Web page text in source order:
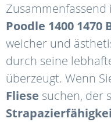
Zusammenfassend
Poodle 1400 1470
weicher und
durch seine
überzeugt. Wenn
Fliese suchen, der